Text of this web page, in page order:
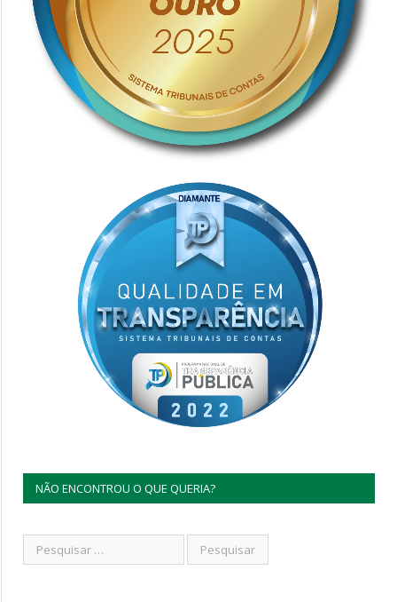
NÃO ENCONTROU O QUE QUERIA?